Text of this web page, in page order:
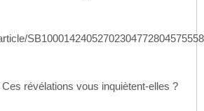
révélations vous inquiètent-elles ?